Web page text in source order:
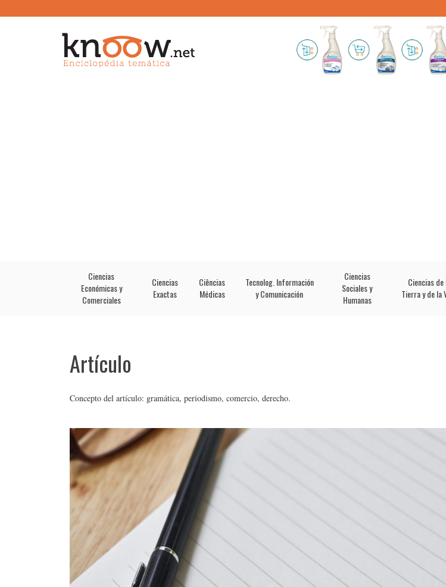
Ciencias
Económicas y
Comerciales
Ciencias
Exactas
Ciências
Médicas
Tecnolog. Información
y Comunicación
Ciencias
Sociales y
Humanas
Ciencias de
Tierra y de la
Artículo
Concepto del artículo: gramática, periodismo, comercio, derecho.